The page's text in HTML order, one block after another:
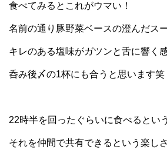
食べてみるとこれがウマい！
名前の通り豚野菜ベースの澄んだス
キレのある塩味がガツンと舌に響く
呑み後〆の1杯にも合うと思います笑
22時半を回ったぐらいに食べるとい
それを仲間で共有できるという楽しさ